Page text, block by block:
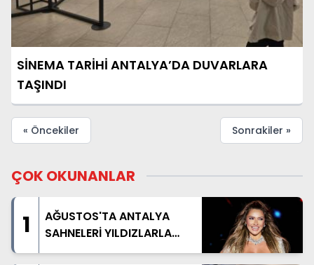
SİNEMA TARİHİ ANTALYA’DA DUVARLARA
TAŞINDI
« Öncekiler Sonrakiler »
ÇOK OKUNANLAR
1
AĞUSTOS'TA ANTALYA
SAHNELERİ YILDIZLARLA
DOLACAK